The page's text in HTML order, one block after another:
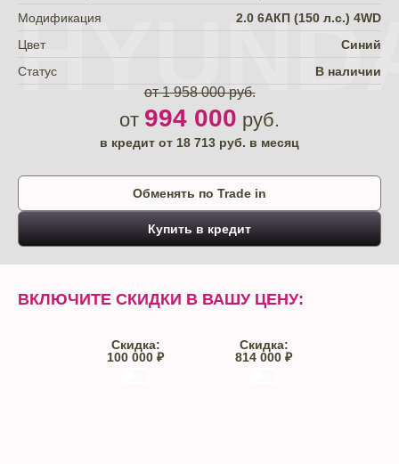
Модификация
2.0 6AКП (150 л.с.) 4WD
Цвет
Синий
Статус
В наличии
от 1 958 000 руб.
от 994 000 руб.
в кредит от 18 713 руб. в месяц
Обменять по Trade in
Купить в кредит
ВКЛЮЧИТЕ СКИДКИ В ВАШУ ЦЕНУ:
Скидка:
100 000 ₽
Скидка:
814 000 ₽